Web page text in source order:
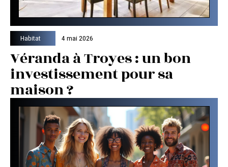
Habitat 4 mai 2026
Véranda à Troyes : un bon
investissement pour sa
maison ?